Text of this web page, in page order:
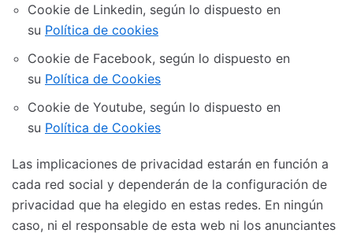
Cookie de Linkedin, según lo dispuesto en
su Política de cookies
Cookie de Facebook, según lo dispuesto en
su Política de Cookies
Cookie de Youtube, según lo dispuesto en
su Política de Cookies
Las implicaciones de privacidad estarán en función a
cada red social y dependerán de la configuración de
privacidad que ha elegido en estas redes. En ningún
caso, ni el responsable de esta web ni los anunciantes